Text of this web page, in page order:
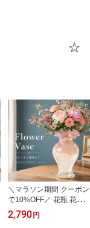
＼マラソン期間 クーポン
で10%OFF／ 花瓶 花び
ん フラワーベース ガラ
ス 生花 ドライフラワー
2,790 円